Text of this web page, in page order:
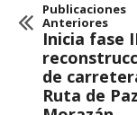
Publicaciones
Anteriores
Inicia fase
de
Ruta de